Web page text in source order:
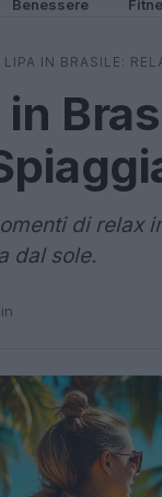
Benessere
LIPA IN BRASILE:
di relax
dal sole.